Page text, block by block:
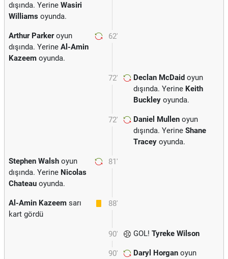
dışında. Yerine Wasiri
Williams oyunda.
62'
Arthur Parkeroyun
dışında. Yerine Al-Amin
Kazeem oyunda.
72' Declan McDaid oyun
dışında. Yerine Keith
Buckley oyunda.
72' Daniel Mullen oyun
dışında. Yerine Shane
Tracey oyunda.
81'
Stephen Walsh oyun
dışında. Yerine Nicolas
Chateau oyunda.
88'
Al-Amin Kazeem sarı
kart gördü
90' GOL! Tyreke Wilson
90' Daryl Horgan oyun